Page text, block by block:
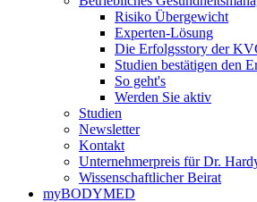
Risiko Übergewicht
Experten-Lösung
Die Erfolgsstory der
Studien bestätigen den
So geht's
Werden Sie aktiv
Studien
Newsletter
Kontakt
Unternehmerpreis für Dr.
Wissenschaftlicher Beirat
myBODYMED